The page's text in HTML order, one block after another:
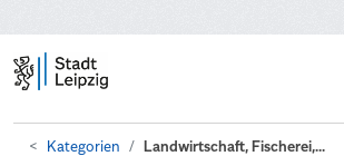
Kategorien Landwirtschaft, Fischerei,...